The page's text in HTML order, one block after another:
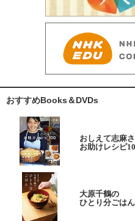
おすすめBooks＆DVDs
おしえて志麻
お助けレシピ
大原千鶴の
ひとり分ごはん